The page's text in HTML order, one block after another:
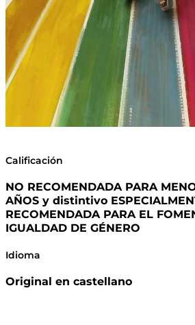
Calificación
NO RECOMENDADA PARA
AÑOS y distintivo
RECOMENDADA PARA EL
IGUALDAD DE GÉNERO
Idioma
Original en castellano